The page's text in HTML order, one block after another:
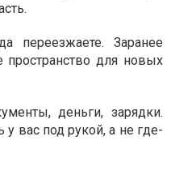
переезжаете. Заранее
пространство для новых
деньги, зарядки.
вас под рукой, а не где-